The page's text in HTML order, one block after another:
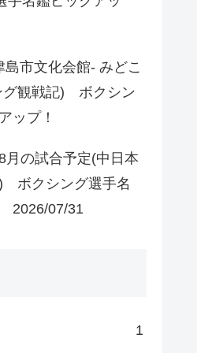
市文化会館- みどこ
グ観戦記) ボクシン
ップ！
の試合予定(中日本
ボクシング選手名
2026/07/31
1